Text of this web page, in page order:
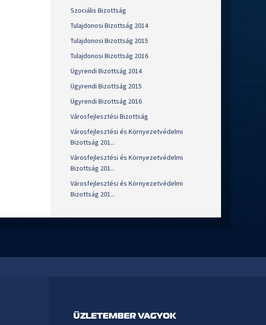
Szociális Bizottság
Tulajdonosi Bizottság 2014
Tulajdonosi Bizottság 2015
Tulajdonosi Bizottság 2016
Ügyrendi Bizottság 2014
Ügyrendi Bizottság 2015
Ügyrendi Bizottság 2016
Városfejlesztési Bizottság
Városfejlesztési és Környezetvédelmi
Bizottság 201...
Városfejlesztési és Környezetvédelmi
Bizottság 201...
Városfejlesztési és Környezetvédelmi
Bizottság 201...
ÜZLETEMBER VAGYOK